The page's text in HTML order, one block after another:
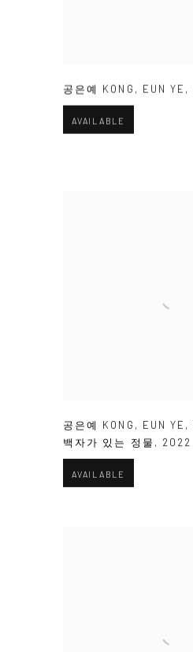
공은예 KONG , EUN YE ,
AVAILABLE
공은예 KONG , EUN YE ,
백자가 있는 정물 , 2022
AVAILABLE